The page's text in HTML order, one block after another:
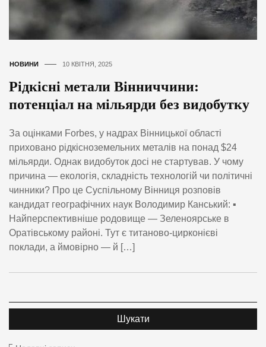
НОВИНИ 10 КВІТНЯ, 2025
Рідкісні метали Вінниччини:
потенціал на мільярди без видобутку
За оцінками Forbes, у надрах Вінницької області
приховано рідкісноземельних металів на понад $24
мільярди. Однак видобуток досі не стартував. У чому
причина — екологія, складність технологій чи політичні
чинники? Про це Суспільному Вінниця розповів
кандидат географічних наук Володимир Канський: ▪️
Найперспективніше родовище — Зеленоярське в
Оратівському районі. Тут є титаново-цирконієві
поклади, а ймовірно — й […]